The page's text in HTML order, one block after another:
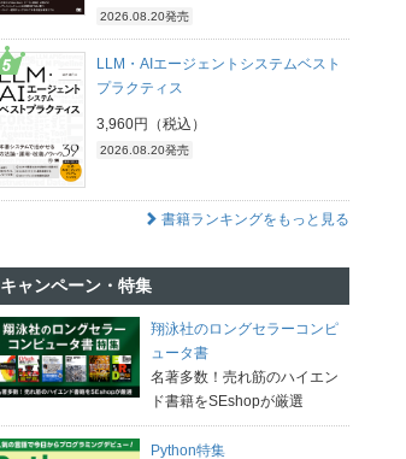
2026.08.20発売
LLM・AIエージェントシステムベスト
プラクティス
3,960円（税込）
2026.08.20発売
書籍ランキングをもっと見る
キャンペーン・特集
翔泳社のロングセラーコンピ
ュータ書
名著多数！売れ筋のハイエン
ド書籍をSEshopが厳選
Python特集